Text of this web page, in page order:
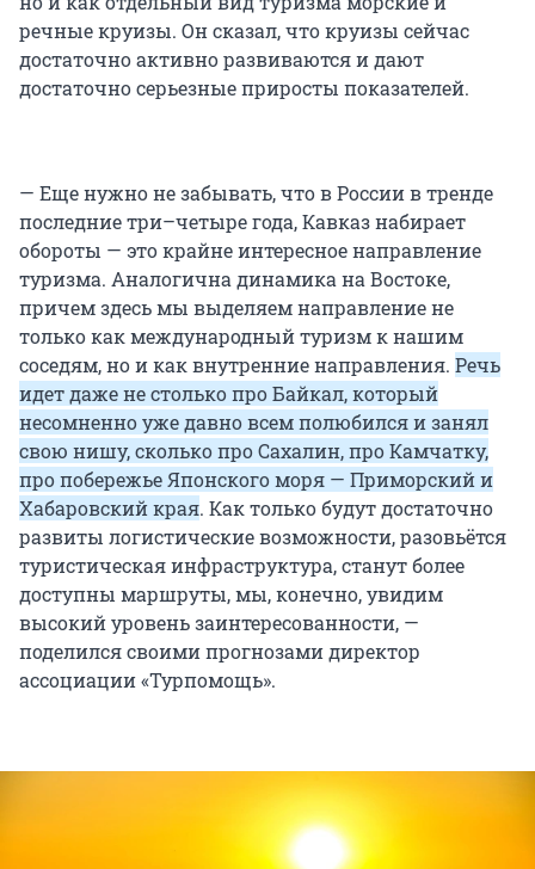
речные круизы. Он сказал, что круизы сейчас
достаточно активно развиваются и дают
достаточно серьезные приросты показателей.
— Еще нужно не забывать, что в России в тренде
последние три–четыре года, Кавказ набирает
обороты — это крайне интересное направление
туризма. Аналогична динамика на Востоке,
причем здесь мы выделяем направление не
только как международный туризм к нашим
соседям, но и как внутренние направления. Речь
идет даже не столько про Байкал, который
несомненно уже давно всем полюбился и занял
свою нишу, сколько про Сахалин, про Камчатку,
про побережье Японского моря — Приморский и
Хабаровский края. Как только будут достаточно
развиты логистические возможности, разовьётся
туристическая инфраструктура, станут более
доступны маршруты, мы, конечно, увидим
высокий уровень заинтересованности, —
поделился своими прогнозами директор
ассоциации «Турпомощь».